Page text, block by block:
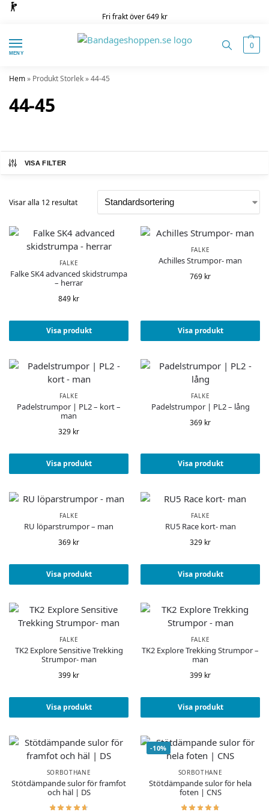
Fri frakt över 649 kr
MENY
0
Hem» Produkt Storlek»44-45
44-45
VISA FILTER
Visar alla 12 resultat
FALKE
Falke SK4 advanced skidstrumpa
– herrar
849 kr
Visa produkt
FALKE
Achilles Strumpor- man
769 kr
Visa produkt
FALKE
Padelstrumpor | PL2 – kort –
man
329 kr
Visa produkt
FALKE
Padelstrumpor | PL2 – lång
369 kr
Visa produkt
FALKE
RU löparstrumpor – man
369 kr
Visa produkt
FALKE
RU5 Race kort- man
329 kr
Visa produkt
FALKE
TK2 Explore Sensitive Trekking
Strumpor- man
399 kr
Visa produkt
FALKE
TK2 Explore Trekking Strumpor –
man
399 kr
Visa produkt
SORBOTHANE
Stötdämpande sulor för framfot
och häl | DS
-10%
SORBOTHANE
Stötdämpande sulor för hela
foten | CNS